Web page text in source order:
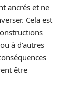
ancrés et ne
Cela est
à d’autres
être